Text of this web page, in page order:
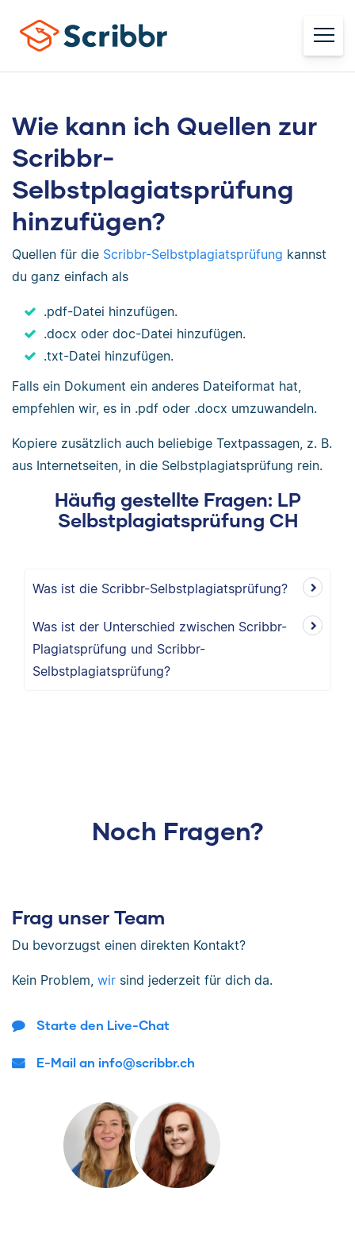
Wie kann ich Quellen zur
Scribbr-
Selbstplagiatsprüfung
hinzufügen?
Quellen für die Scribbr-Selbstplagiatsprüfung kannst
du ganz einfach als
.pdf-Datei hinzufügen.
.docx oder doc-Datei hinzufügen.
.txt-Datei hinzufügen.
Falls ein Dokument ein anderes Dateiformat hat,
empfehlen wir, es in .pdf oder .docx umzuwandeln.
Kopiere zusätzlich auch beliebige Textpassagen, z. B.
aus Internetseiten, in die Selbstplagiatsprüfung rein.
Häufig gestellte Fragen: LP
Selbstplagiatsprüfung CH
Was ist die Scribbr-Selbstplagiatsprüfung?
Was ist der Unterschied zwischen Scribbr-
Plagiatsprüfung und Scribbr-
Selbstplagiatsprüfung?
Noch Fragen?
Frag unser Team
Du bevorzugst einen direkten Kontakt?
Kein Problem, wir sind jederzeit für dich da.
Starte den Live-Chat
E-Mail an info@scribbr.ch